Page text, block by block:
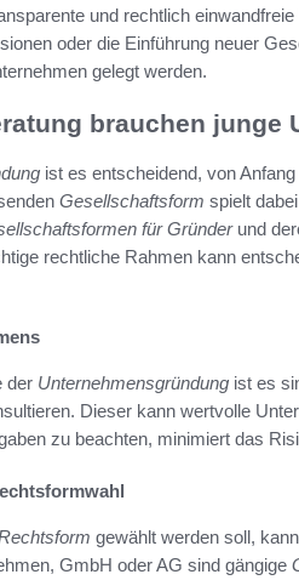
und rechtlich
oder die Einführung neuer
gelegt werden.
brauchen junge
ist es entscheidend, von
Gesellschaftsform spielt
für Gründerund
rechtliche Rahmen kann
der Unternehmensgründung ist es
Dieser kann wertvolle
zu beachten, minimiert das
gewählt werden soll,
GmbH oder AG sind gängige